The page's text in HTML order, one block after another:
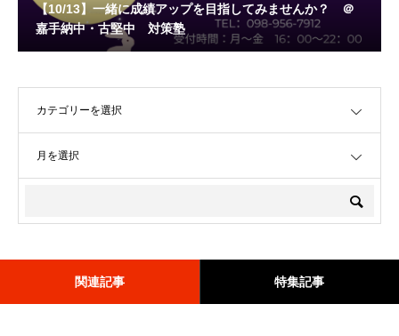
【10/13】一緒に成績アップを目指してみませんか？ ＠
嘉手納中・古堅中 対策塾
関連記事 特集記事